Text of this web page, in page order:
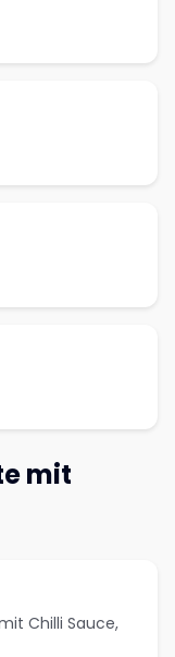
mit
Chilli Sauce,